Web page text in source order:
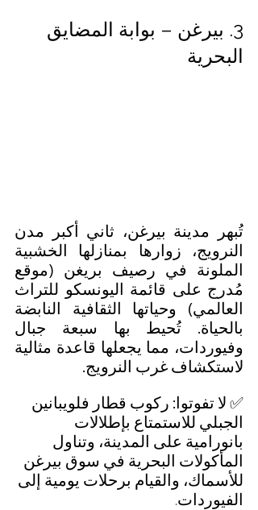
3. بيرغن – بوابة المضايق
البحرية
لاستكشاف غرب النرويج.
✅ لا تفوتوا: ركوب قطار فلويبانين
الجبلي للاستمتاع بإطلالات
بانورامية على المدينة، وتناول
المأكولات البحرية في سوق بيرغن
للأسماك، والقيام برحلات يومية إلى
الفيوردات.